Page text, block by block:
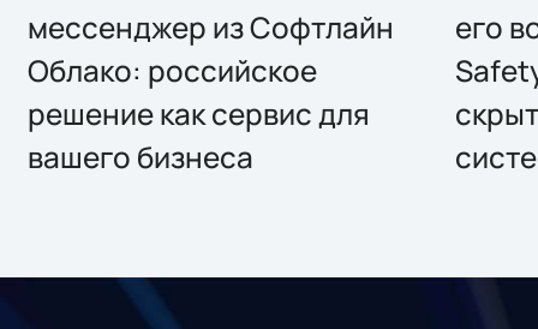
мессенджер из Софтлайн
Облако: российское
решение как сервис для
вашего бизнеса
его